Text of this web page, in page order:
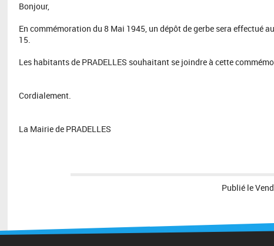
Bonjour,
En commémoration du 8 Mai 1945, un dépôt de gerbe sera effectué
15.
Les habitants de PRADELLES souhaitant se joindre à cette
Cordialement.
La Mairie de PRADELLES
Publié le